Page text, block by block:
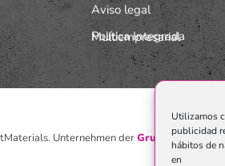
Utilizamos
publicidad
hábitos de
en
Aviso legal
Política Integrada Multiempresarial
Unternehmen derGrupo